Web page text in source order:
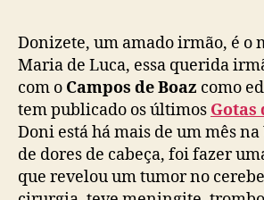
v
r
a
e
é
(
a
Donizete, um amado irmão, é o
Maria de Luca, essa querida
com o Campos de Boaz como
tem publicado os últimos Gotas
Doni está há mais de um mês na
de dores de cabeça, foi fazer
que revelou um tumor no